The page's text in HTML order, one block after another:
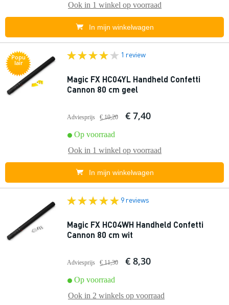
Ook in 1 winkel op voorraad
In mijn winkelwagen
Popu
lair
1 review
Magic FX HC04YL Handheld Confetti
Cannon 80 cm geel
Adviesprijs € 10,20 € 7,40
Op voorraad
Ook in 1 winkel op voorraad
In mijn winkelwagen
9 reviews
Magic FX HC04WH Handheld Confetti
Cannon 80 cm wit
Adviesprijs € 11,30 € 8,30
Op voorraad
Ook in 2 winkels op voorraad